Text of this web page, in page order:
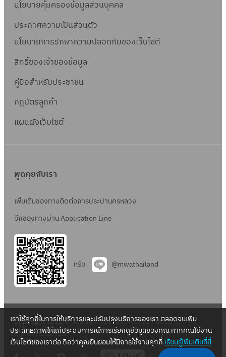
นโยบายคุ้มครองข้อมูลส่วนบุคคล
ประกาศความเป็นส่วนตัว
นโยบายการรักษาความปลอดภัยของเว็บไซต์
สิทธิ์ของเจ้าของข้อมูล
คู่มือสำหรับประชาชน
กฎบัตรลูกค้า
แผนผังเว็บไซต์
พูดคุยกับเรา
เพิ่มเติมช่องทางติดต่อการประปานครหลวง
อีกช่องทางผ่าน Application Line
หรือ @mwathailand
Copyright 2022 – Metropolitan Waterworks Authority – All
Rights Reserved.
เราใช้คุกกี้ในการให้บริการและปรับปรุงบริการของเรา ตลอดจนเพิ่ม
ประสิทธิภาพให้แก่ประสบการณ์การเรียกดูข้อมูลของคุณ หากคุณใช้งาน
เว็บไซต์ของเราต่อ ถือว่าคุณยินยอมให้มีการใช้งานคุกกี้เรียนรู้เพิ่มเติมที่นี่